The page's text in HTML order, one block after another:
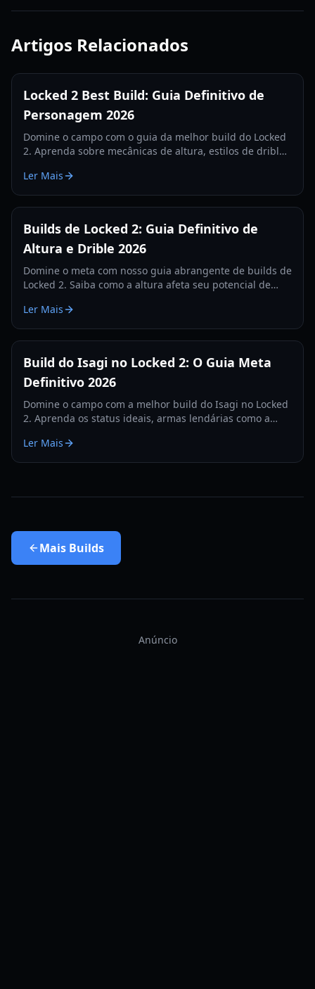
Artigos Relacionados
Locked 2 Best Build: Guia Definitivo de
Personagem 2026
Domine o campo com o guia da melhor build do Locked
2. Aprenda sobre mecânicas de altura, estilos de drible
competitiva definitiva.
Ler Mais
Builds de Locked 2: Guia Definitivo de
Altura e Drible 2026
Domine o meta com nosso guia abrangente de builds de
Locked 2. Saiba como a altura afeta seu potencial de
desempenho.
Ler Mais
Build do Isagi no Locked 2: O Guia Meta
Definitivo 2026
Domine o campo com a melhor build do Isagi no Locked
2. Aprenda os status ideais, armas lendárias como a
gramado.
Ler Mais
Mais Builds
Anúncio